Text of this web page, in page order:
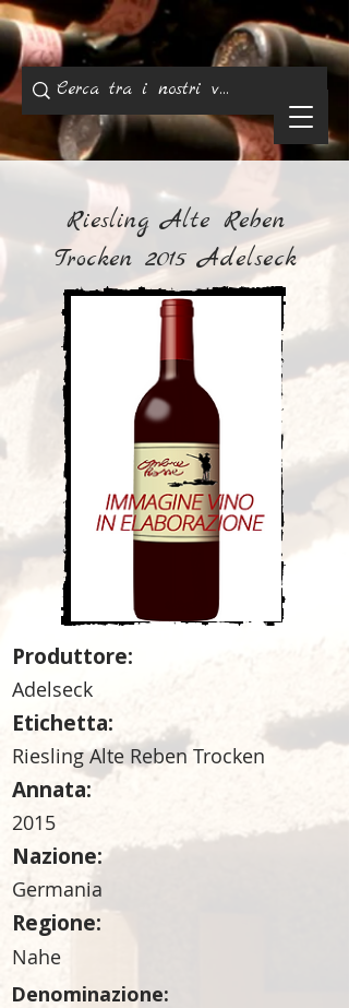
Riesling Alte Reben
Trocken 2015 Adelseck
Produttore:
Adelseck
Etichetta:
Riesling Alte Reben Trocken
Annata:
2015
Nazione:
Germania
Regione:
Nahe
Denominazione: